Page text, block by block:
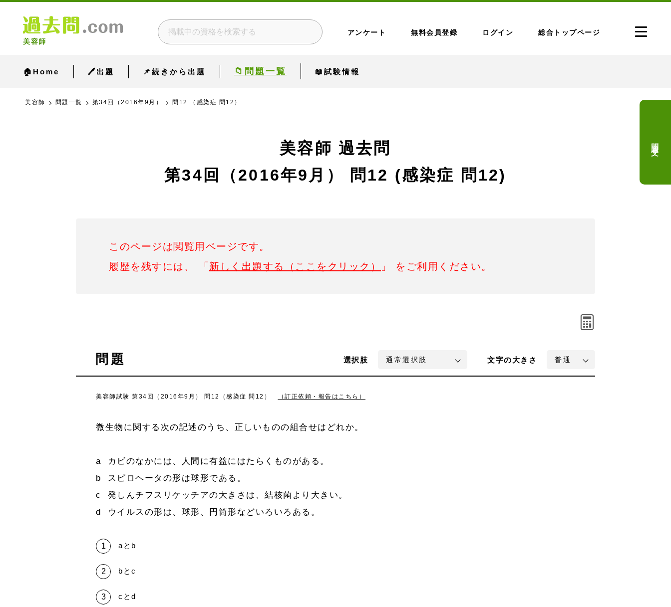
美容師
アンケート 無料会員登録 ログイン 総合トップページ
🏠Home 🖊出題 📌続きから出題 📁問題一覧 📖試験情報
美容師 問題一覧 第34回（2016年9月） 問12 （感染症 問12）
美容師 過去問
第34回（2016年9月）
問12 (感染症 問12)
このページは閲覧用ページです。
履歴を残すには、 「 新しく出題する（ここをクリック） 」 をご利用ください。
問題 選択肢 文字の大きさ
美容師試験 第34回（2016年9月） 問12（感染症 問12） （訂正依頼・報告はこちら）
微生物に関する次の記述のうち、正しいものの組合せはどれか。
a カビのなかには、人間に有益にはたらくものがある。
b スピロヘータの形は球形である。
c 発しんチフスリケッチアの大きさは、結核菌より大きい。
d ウイルスの形は、球形、円筒形などいろいろある。
aとb
bとc
cとd